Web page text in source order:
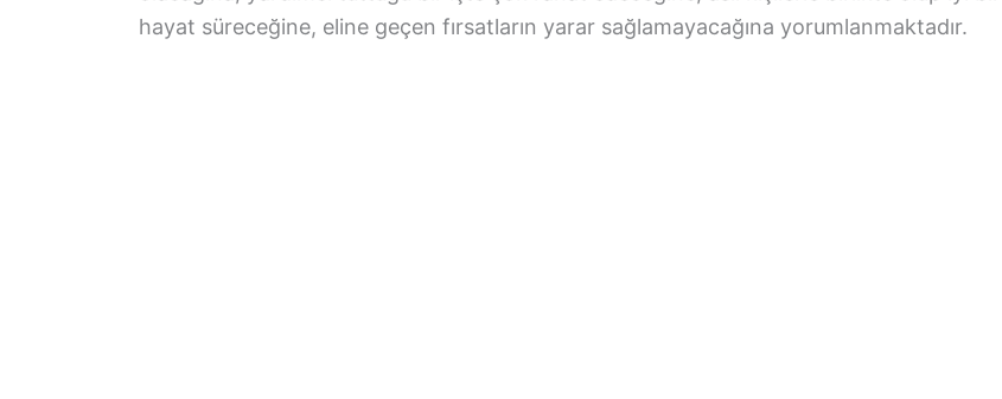
hayat süreceğine, eline geçen fırsatların yarar sağlamayacağına yorumlanmaktadır.